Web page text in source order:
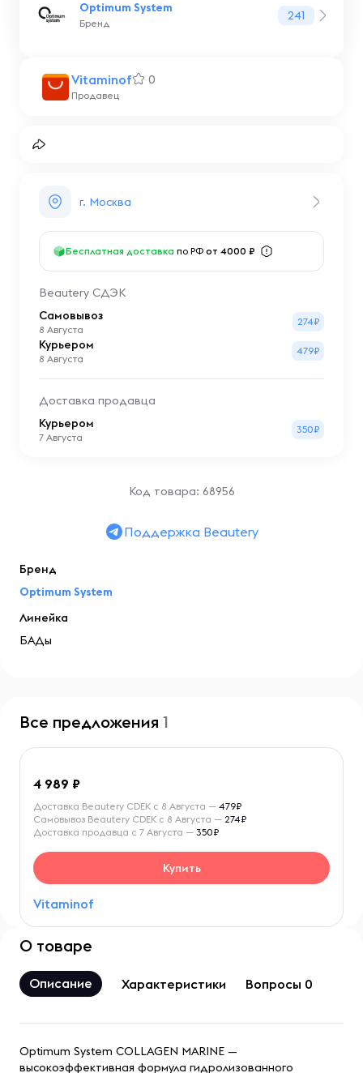
Vitaminof 0
Продавец
Optimum System
Бренд
241
г. Москва
Бесплатная доставка по РФ от 4000 ₽
Beautery СДЭК
Самовывоз
8 Августа
274₽
Курьером
8 Августа
479₽
Доставка продавца
Курьером
7 Августа
350₽
Код товара: 68956
Поддержка Beautery
Бренд
Optimum System
Линейка
БАДы
Все предложения 1
4 989
Vitaminof
Доставка Beautery CDEK с 8 Августа — 479₽
Самовывоз Beautery CDEK с 8 Августа — 274₽
Доставка продавца с 7 Августа — 350₽
Купить
О товаре
Описание Характеристики Вопросы 0
Optimum System COLLAGEN MARINE —
высокоэффективная формула гидролизованного